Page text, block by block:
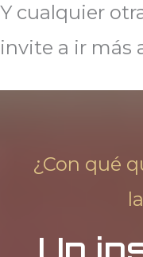
Y cualquier
invite a ir más
¿Con qué